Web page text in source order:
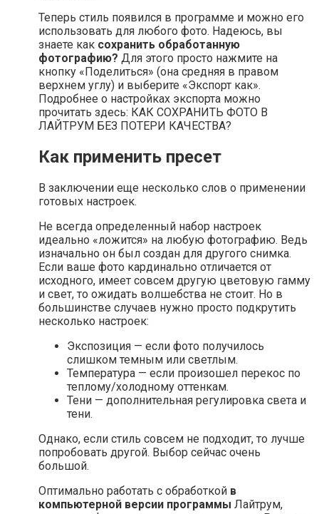
Теперь стиль появился в программе и можно его
использовать для любого фото. Надеюсь, вы
знаете как сохранить обработанную
фотографию? Для этого просто нажмите на
кнопку «Поделиться» (она средняя в правом
верхнем углу) и выберите «Экспорт как».
Подробнее о настройках экспорта можно
прочитать здесь: КАК СОХРАНИТЬ ФОТО В
ЛАЙТРУМ БЕЗ ПОТЕРИ КАЧЕСТВА?
Как применить пресет
В заключении еще несколько слов о применении
готовых настроек.
Не всегда определенный набор настроек
идеально «ложится» на любую фотографию. Ведь
изначально он был создан для другого снимка.
Если ваше фото кардинально отличается от
исходного, имеет совсем другую цветовую гамму
и свет, то ожидать волшебства не стоит. Но в
большинстве случаев нужно просто подкрутить
несколько настроек:
Экспозиция — если фото получилось
слишком темным или светлым.
Температура — если произошел перекос по
теплому/холодному оттенкам.
Тени — дополнительная регулировка света и
тени.
Однако, если стиль совсем не подходит, то лучше
попробовать другой. Выбор сейчас очень
большой.
Оптимально работать с обработкой в
компьютерной версии программы Лайтрум,